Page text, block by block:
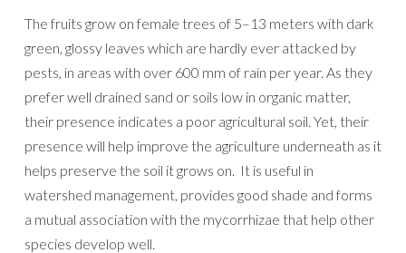
The fruits grow on female trees of 5–13 meters with dark
green, glossy leaves which are hardly ever attacked by
pests, in areas with over 600 mm of rain per year. As they
prefer well drained sand or soils low in organic matter,
their presence indicates a poor agricultural soil. Yet, their
presence will help improve the agriculture underneath as it
helps preserve the soil it grows on. It is useful in
watershed management, provides good shade and forms
a mutual association with the mycorrhizae that help other
species develop well.